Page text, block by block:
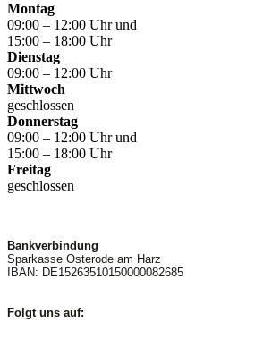
Montag
09:00 – 12:00 Uhr und
15:00 – 18:00 Uhr
Dienstag
09:00 – 12:00 Uhr
Mittwoch
geschlossen
Donnerstag
09:00 – 12:00 Uhr und
15:00 – 18:00 Uhr
Freitag
geschlossen
Bankverbindung
Sparkasse Osterode am Harz
IBAN: DE15263510150000082685
Folgt uns auf: